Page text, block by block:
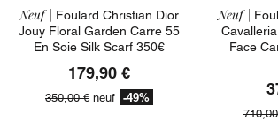
Neuf | Foulard Christian Dior
Jouy Floral Garden Carre 55
En Soie Silk Scarf 350€
179,90 €
350,00 € neuf -49%
Neuf |
Face